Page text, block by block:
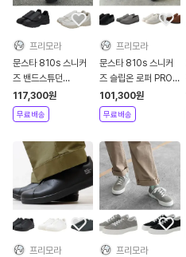
프리모라
문스타 810s 스니커
즈 밴드스튜던
BANDSTUDEN
117,300원
무료배송
프리모라
문스타 810s 스니커
즈 슬립온 로퍼 PROO
프루
101,300원
무료배송
프리모라
프리모라